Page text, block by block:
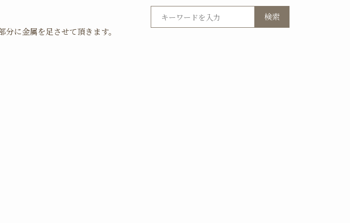
に金属を足させて頂きます。
検索